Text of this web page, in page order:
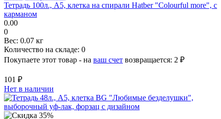
Тетрадь 100л., А5, клетка на спирали Hatber "Colourful more", с
карманом
0.00
0
Вес: 0.07 кг
Количество на складе: 0
Покупаете этот товар - на ваш счет возвращается: 2 ₽
101 ₽
Нет в наличии